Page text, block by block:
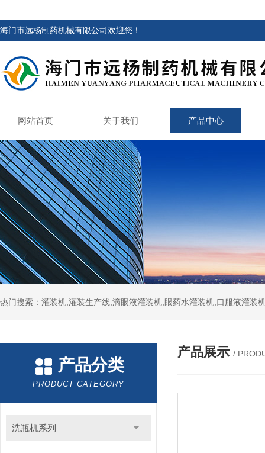
海门市远杨制药机械有限公司欢迎您！
网站首页 关于我们 产品中心
热门搜索：灌装机,灌装生产线,滴眼液灌装机,眼药水灌装机,口服液灌装
产品分类
PRODUCT CATEGORY
洗瓶机系列
产品展示 /